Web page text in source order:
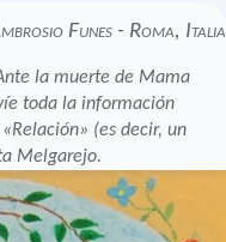
Funes - Roma, Italia
la muerte de Mama
toda la información
(es decir, un
Melgarejo.